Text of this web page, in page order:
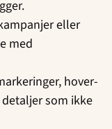
eller
med
hover-
som ikke